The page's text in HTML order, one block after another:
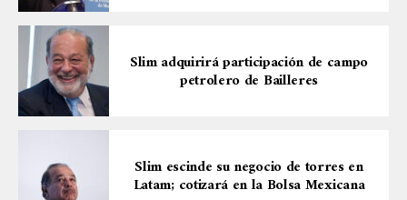
Slim adquirirá participación de campo
petrolero de Bailleres
Slim escinde su negocio de torres en
Latam; cotizará en la Bolsa Mexicana